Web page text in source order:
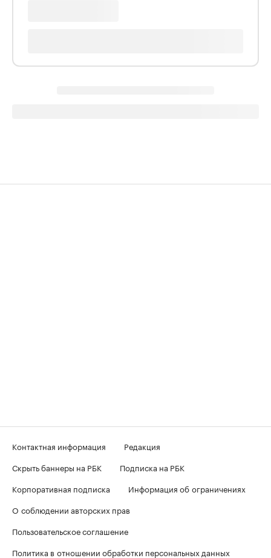
Контактная информация
Редакция
Скрыть баннеры на РБК
Подписка на РБК
Корпоративная подписка
Информация об ограничениях
О соблюдении авторских прав
Пользовательское соглашение
Политика в отношении обработки персональных данных